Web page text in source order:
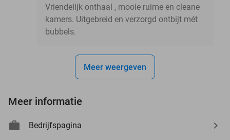
Vriendelijk onthaal , mooie ruime en cleane
kamers. Uitgebreid en verzorgd ontbijt mét
bubbels.
Meer weergeven
Meer informatie
Bedrijfspagina